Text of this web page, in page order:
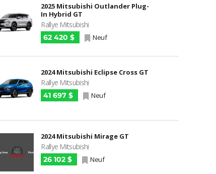
2025 Mitsubishi Outlander Plug-
In Hybrid GT
Rallye Mitsubishi
62 420 $ Neuf
2024 Mitsubishi Eclipse Cross GT
Rallye Mitsubishi
41 697 $ Neuf
2024 Mitsubishi Mirage GT
Rallye Mitsubishi
26 102 $ Neuf